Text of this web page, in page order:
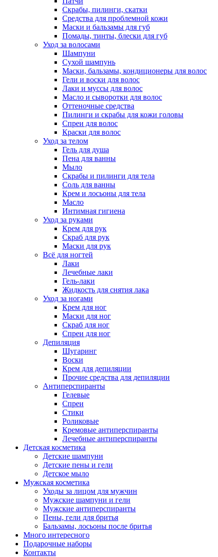
Скрабы, пилинги, скатки
Средства для проблемной кожи
Маски и бальзамы для губ
Помады, тинты, блески для губ
Уход за волосами
Шампуни
Сухой шампунь
Маски, бальзамы, кондиционеры для волос
Гели и воски для волос
Лаки и муссы для волос
Масло и сыворотки для волос
Оттеночные средства
Пилинги и скрабы для кожи головы
Спреи для волос
Краски для волос
Уход за телом
Гель для душа
Пена для ванны
Мыло
Скрабы и пилинги для тела
Соль для ванны
Крем и лосьоны для тела
Масло
Интимная гигиена
Уход за руками
Крем для рук
Скраб для рук
Маски для рук
Всё для ногтей
Лаки
Лечебные лаки
Гель-лаки
Жидкость для снятия лака
Уход за ногами
Крем для ног
Маски для ног
Скраб для ног
Спреи для ног
Депиляция
Шугаринг
Воски
Крем для депиляции
Прочие средства для депиляции
Антиперспиранты
Гелевые
Спреи
Стики
Роликовые
Кремовые антиперспиранты
Лечебные антиперспиранты
Детская косметика
Детские шампуни
Детские пены и гели
Детское мыло
Мужская косметика
Уходы за лицом для мужчин
Мужские шампуни и гели
Мужские антиперспиранты
Пены, гели для бритья
Бальзамы, лосьоны после бритья
Много интересного
Подарочные наборы
Контакты